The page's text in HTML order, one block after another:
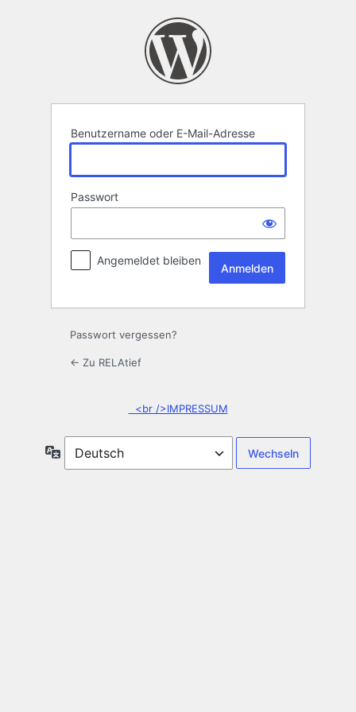
Benutzername oder E-Mail-Adresse
Passwort
Angemeldet bleiben
Passwort vergessen?
← Zu RELAtief
<br />IMPRESSUM
Sprache